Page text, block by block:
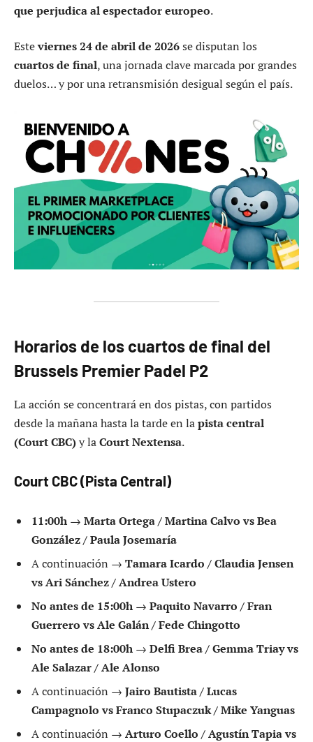
que perjudica al espectador europeo.
Esteviernes 24 de abril de 2026se disputan los
cuartos de final, una jornada clave marcada por grandes
duelos… y por una retransmisión desigual según el país.
Horarios de los cuartos de final del
Brussels Premier Padel P2
La acción se concentrará en dos pistas, con partidos
desde la mañana hasta la tarde en lapista central
(Court CBC)y laCourt Nextensa.
Court CBC (Pista Central)
11:00h → Marta Ortega / Martina Calvo vs Bea
González / Paula Josemaría
A continuación → Tamara Icardo / Claudia Jensen
vs Ari Sánchez / Andrea Ustero
No antes de 15:00h → Paquito Navarro / Fran
Guerrero vs Ale Galán / Fede Chingotto
No antes de 18:00h → Delfi Brea / Gemma Triay vs
Ale Salazar / Ale Alonso
A continuación → Jairo Bautista / Lucas
Campagnolo vs Franco Stupaczuk / Mike Yanguas
A continuación → Arturo Coello / Agustín Tapia vs